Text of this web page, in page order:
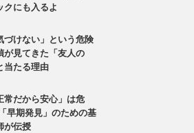
クにも入るよ
づけない」という危険
が見てきた「友人の
当たる理由
常だから安心」は危
早期発見」のための基
が伝授